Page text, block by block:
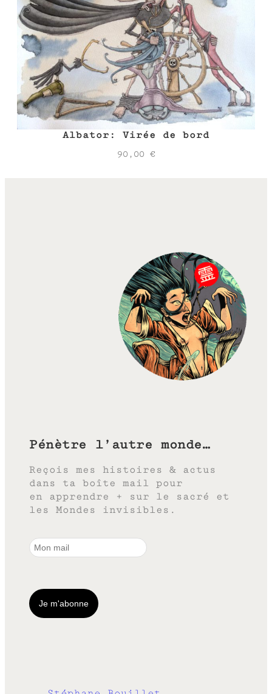
Albator: Virée de bord
90,00 €
Pénètre l’autre monde…
Reçois mes histoires & actus
dans ta boîte mail pour
en apprendre + sur le sacré et
les Mondes invisibles.